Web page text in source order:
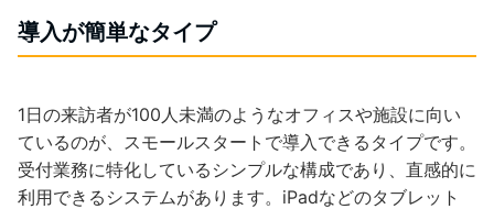
導入が簡単なタイプ
1日の来訪者が100人未満のようなオフィスや施設に向い
ているのが、スモールスタートで導入できるタイプです。
受付業務に特化しているシンプルな構成であり、直感的に
利用できるシステムがあります。iPadなどのタブレット